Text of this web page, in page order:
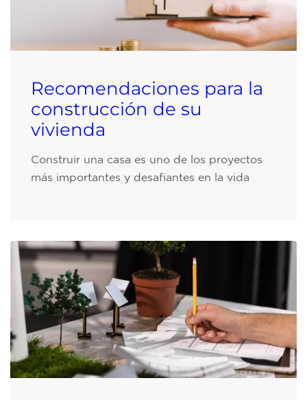
Recomendaciones para la
construcción de su
vivienda
Construir una casa es uno de los proyectos
más importantes y desafiantes en la vida